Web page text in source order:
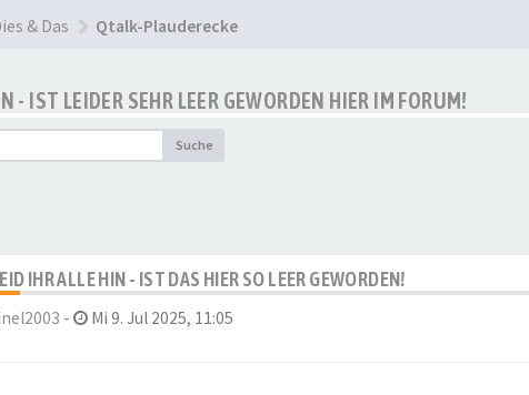
& Das Qtalk-Plauderecke
- IST LEIDER SEHR LEER GEWORDEN HIER IM FORUM!
Suche
IHR ALLE HIN - IST DAS HIER SO LEER GEWORDEN!
- Mi 9. Jul 2025, 11:05